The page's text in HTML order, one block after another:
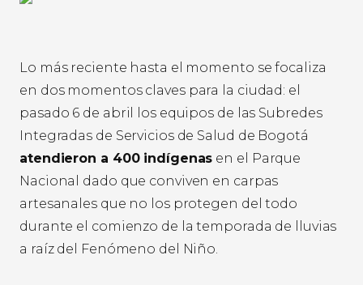
Lo más reciente hasta el momento se focaliza
en dos momentos claves para la ciudad: el
pasado 6 de abril los equipos de las Subredes
Integradas de Servicios de Salud de Bogotá
atendieron a 400 indígenas en el Parque
Nacional dado que conviven en carpas
artesanales que no los protegen del todo
durante el comienzo de la temporada de lluvias
a raíz del Fenómeno del Niño.